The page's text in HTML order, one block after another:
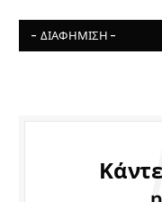
- ΔΙΑΦΉΜΙΣΗ -